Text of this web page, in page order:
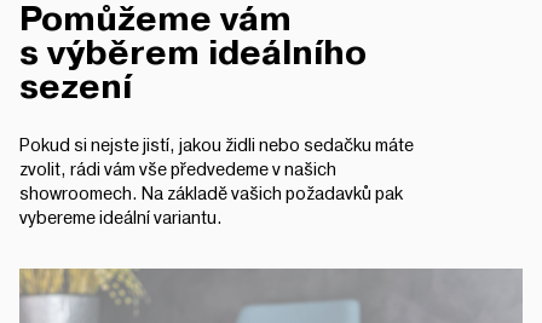
Pomůžeme vám
s výběrem ideálního
sezení
Pokud si nejste jistí, jakou židli nebo sedačku máte
zvolit, rádi vám vše předvedeme v našich
showroomech. Na základě vašich požadavků pak
vybereme ideální variantu.